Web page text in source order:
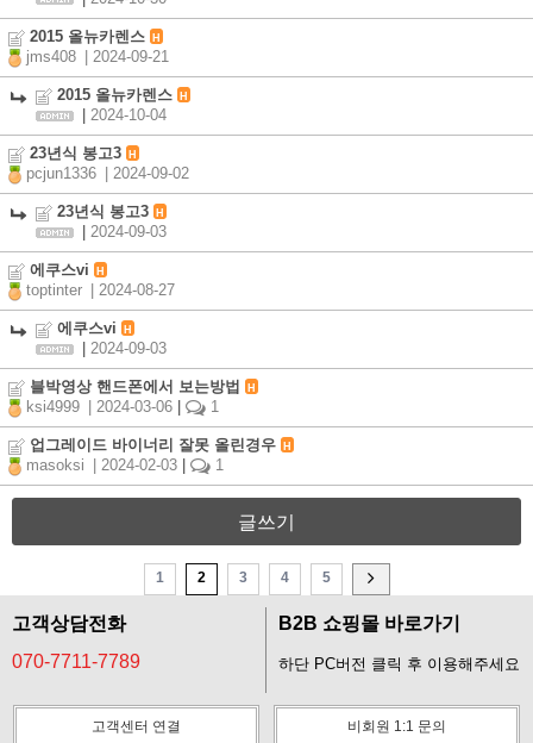
2015 올뉴카렌스 H
jms408 | 2024-09-21
2015 올뉴카렌스 H
2024-10-04
23년식 봉고3 H
pcjun1336 | 2024-09-02
23년식 봉고3 H
2024-09-03
에쿠스vi H
toptinter | 2024-08-27
에쿠스vi H
2024-09-03
블박영상 핸드폰에서 보는방법 H
ksi4999 | 2024-03-06 1
업그레이드 바이너리 잘못 올린경우 H
masoksi | 2024-02-03 1
글쓰기
1 2 3 4 5
고객상담전화
070-7711-7789
B2B 쇼핑몰 바로가기
하단 PC버전 클릭 후 이용해주세요
고객센터 연결 비회원 1:1 문의